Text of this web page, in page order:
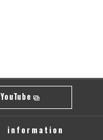
YouTube
information